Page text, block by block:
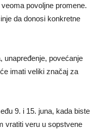
povoljne promene.
da donosi konkretne
unapređenje, povećanje
imati veliki značaj za
9. i 15. juna, kada biste
vratiti veru u sopstvene